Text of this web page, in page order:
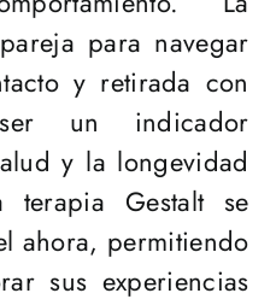
para navegar
y retirada con
un indicador
y la longevidad
Gestalt se
ahora, permitiendo
sus experiencias